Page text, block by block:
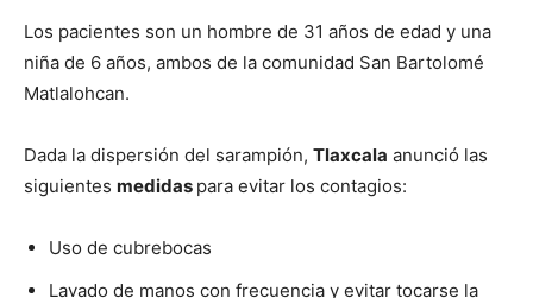
Los pacientes son un hombre de 31 años de edad y una
niña de 6 años, ambos de la comunidad San Bartolomé
Matlalohcan.
Dada la dispersión del sarampión, Tlaxcala anunció las
siguientes medidas para evitar los contagios:
Uso de cubrebocas
Lavado de manos con frecuencia y evitar tocarse la